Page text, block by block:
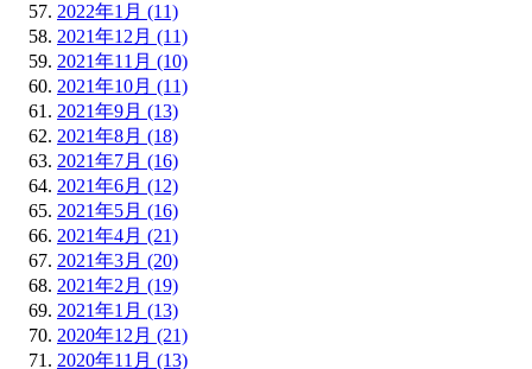
2022年1月 (11)
2021年12月 (11)
2021年11月 (10)
2021年10月 (11)
2021年9月 (13)
2021年8月 (18)
2021年7月 (16)
2021年6月 (12)
2021年5月 (16)
2021年4月 (21)
2021年3月 (20)
2021年2月 (19)
2021年1月 (13)
2020年12月 (21)
2020年11月 (13)